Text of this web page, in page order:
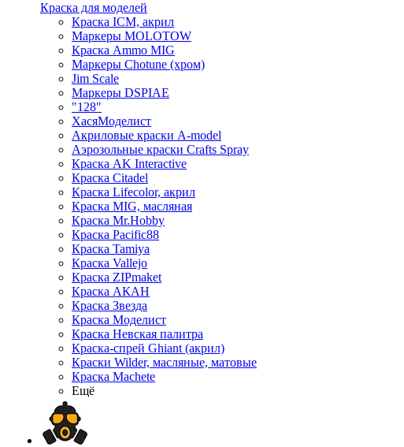
Краска для моделей
Краска ICM, акрил
Маркеры MOLOTOW
Краска Ammo MIG
Маркеры Chotune (хром)
Jim Scale
Маркеры DSPIAE
"128"
ХасяМоделист
Акриловые краски A-model
Аэрозольные краски Crafts Spray
Краска AK Interactive
Краска Citadel
Краска Lifecolor, акрил
Краска MIG, масляная
Краска Mr.Hobby
Краска Pacific88
Краска Tamiya
Краска Vallejo
Краска ZIPmaket
Краска АКАН
Краска Звезда
Краска Моделист
Краска Невская палитра
Краска-спрей Ghiant (акрил)
Краски Wilder, масляные, матовые
Краска Machete
Ещё